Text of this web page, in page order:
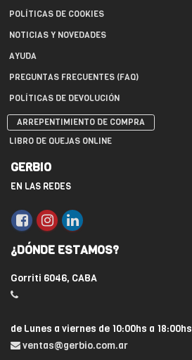
POLÍTICAS DE COOKIES
NOTICIAS Y NOVEDADES
AYUDA
PREGUNTAS FRECUENTES (FAQ)
POLÍTICAS DE DEVOLUCIÓN
ARREPENTIMIENTO DE COMPRA
LIBRO DE QUEJAS ONLINE
GERBIO
EN LAS REDES
¿DÓNDE ESTAMOS?
Gorriti 6046, CABA
de Lunes a viernes de 10:00hs a 18:00hs
ventas@gerbio.com.ar